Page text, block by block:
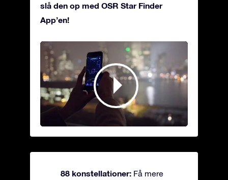
slå den op med OSR Star Finder
App’en!
88 konstellationer: Få mere